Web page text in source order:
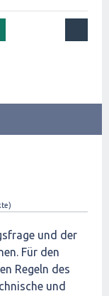
und der
Für den
Regeln des
und